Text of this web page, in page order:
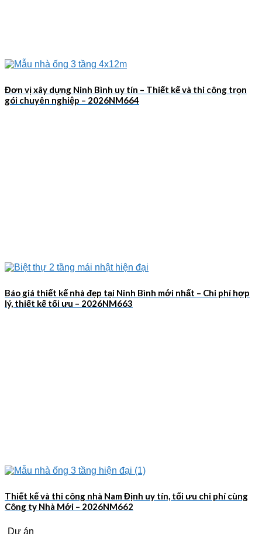
Đơn vị xây dựng Ninh Bình uy tín – Thiết kế và thi công trọn
gói chuyên nghiệp – 2026NM664
Báo giá thiết kế nhà đẹp tại Ninh Bình mới nhất – Chi phí hợp
lý, thiết kế tối ưu – 2026NM663
Thiết kế và thi công nhà Nam Định uy tín, tối ưu chi phí cùng
Công ty Nhà Mới – 2026NM662
Dự án